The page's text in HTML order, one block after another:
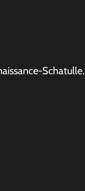
Schatulle.